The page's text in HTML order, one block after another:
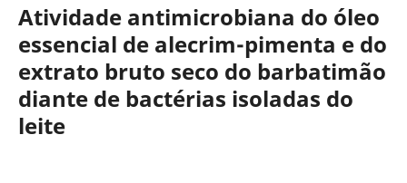
Atividade antimicrobiana do óleo
essencial de alecrim-pimenta e do
extrato bruto seco do barbatimão
diante de bactérias isoladas do
leite